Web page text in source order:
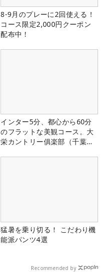
8-9月のプレーに2回使える！
コース限定2,000円クーポン
配布中！
インター5分、都心から60分
のフラットな美観コース。大
栄カントリー俱楽部（千葉
猛暑を乗り切る！ こだわり機
能派パンツ4選
Recommended by